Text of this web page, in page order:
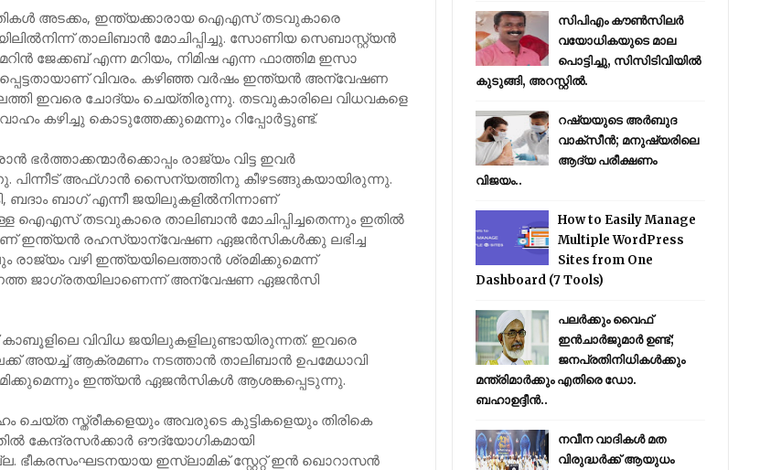
അടക്കം, ഇന്ത്യക്കാരായ ഐഎസ് തടവുകാരെ
താലിബാൻ മോചിപ്പിച്ചു. സോണിയ സെബാസ്റ്റ്യന്‍
ജേക്കബ് എന്ന മറിയം, നിമിഷ എന്ന ഫാത്തിമ ഇസാ
വിവരം. കഴിഞ്ഞ വര്‍ഷം ഇന്ത്യന്‍ അന്വേഷണ
ഇവരെ ചോദ്യം ചെയ്തിരുന്നു. തടവുകാരിലെ വിധവകളെ
കഴിച്ചു കൊടുത്തേക്കുമെന്നും റിപ്പോര്‍ട്ടുണ്ട്.
രാജ്യം വിട്ട ഇവർ
പിന്നീട് അഫ്ഗാൻ സൈന്യത്തിനു കീഴടങ്ങുകയായിരുന്നു.
ബാഗ് എന്നീ ജയിലുകളില്‍നിന്നാണ്
ഐഎസ് തടവുകാരെ താലിബാൻ മോചിപ്പിച്ചതെന്നും ഇതിൽ
ഇന്ത്യന്‍ രഹസ്യാന്വേഷണ ഏജന്‍സികള്‍ക്കു ലഭിച്ച
രാജ്യം വഴി ഇന്ത്യയിലെത്താന്‍ ശ്രമിക്കുമെന്ന്
ജാഗ്രതയിലാണെന്ന് അന്വേഷണ ഏജന്‍സി
വിവിധ ജയിലുകളിലുണ്ടായിരുന്നത്. ഇവരെ
അയച്ച് ആക്രമണം നടത്താന്‍ താലിബാന്‍ ഉപമേധാവി
ഇന്ത്യന്‍ ഏജന്‍സികള്‍ ആശങ്കപ്പെടുന്നു.
ചെയ്ത സ്ത്രീകളെയും അവരുടെ കുട്ടികളെയും തിരികെ
കേന്ദ്രസര്‍ക്കാര്‍ ഔദ്യോഗികമായി
ഭീകരസംഘടനയായ ഇസ്‌ലാമിക് സ്റ്റേറ്റ് ഇന്‍ ഖൊറാസന്‍
സിപിഎം കൗണ്‍സിലര്‍
വയോധികയുടെ മാല
പൊട്ടിച്ചു, സിസിടിവിയില്‍
കുടുങ്ങി, അറസ്റ്റില്‍.
റഷ്യയുടെ അര്‍ബുദ
വാക്‌സീന്‍; മനുഷ്യരിലെ
ആദ്യ പരീക്ഷണം
വിജയം..
How to Easily Manage
Multiple WordPress
Sites from One
Dashboard (7 Tools)
പലർക്കും വൈഫ്
ഇൻചാർജുമാർ ഉണ്ട്;
ജനപ്രതിനിധികൾക്കും
മന്ത്രിമാർക്കും എതിരെ ഡോ.
ബഹാഉദ്ദീൻ..
നവീന വാദികൾ മത
വിരുദ്ധർക്ക് ആയുധം